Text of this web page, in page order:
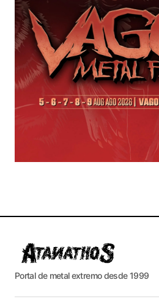
Portal de metal extremo desde 1999